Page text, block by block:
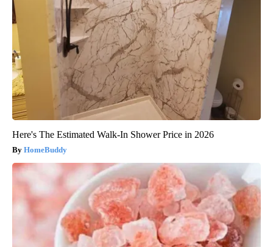
Here's The Estimated Walk-In Shower Price in 2026
HomeBuddy